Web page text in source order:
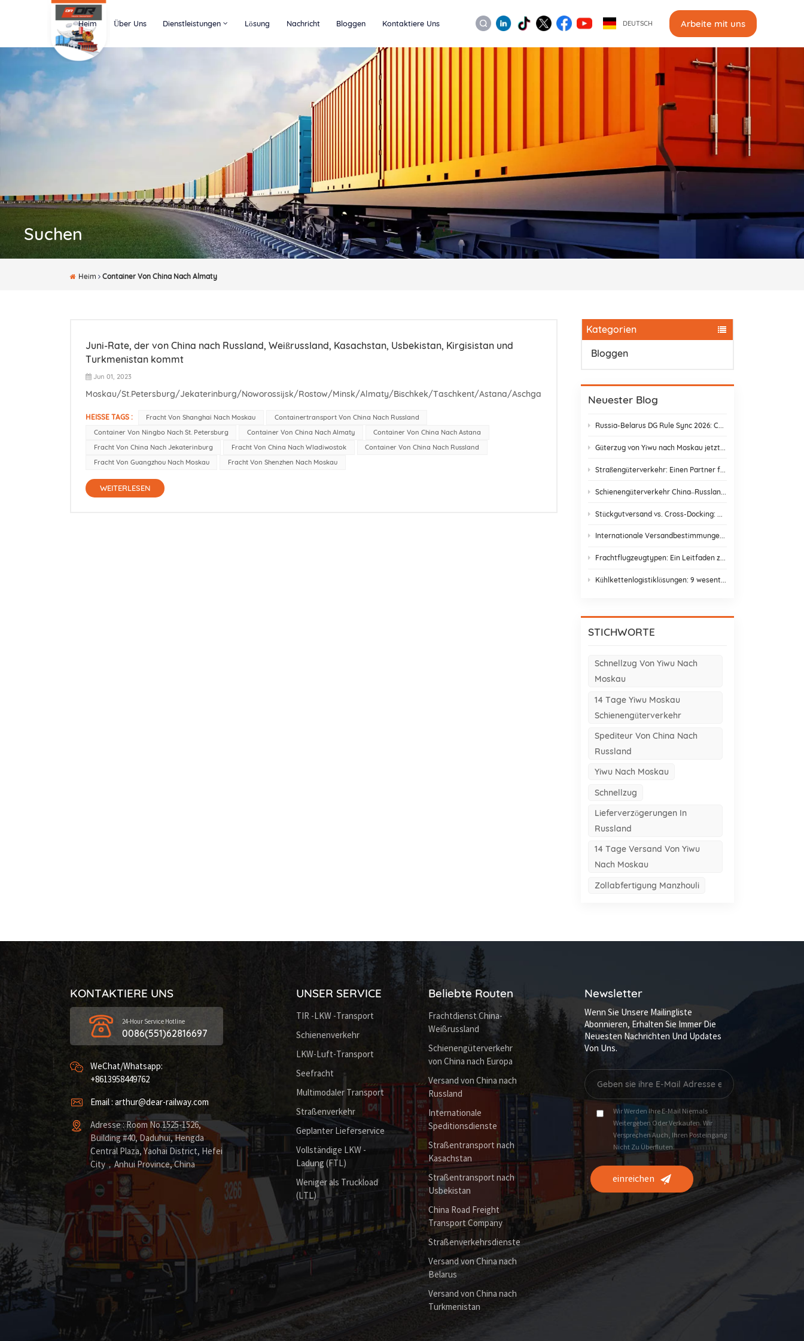
Heim Über Uns Dienstleistungen Lösung Nachricht Bloggen Kontaktiere Uns DEUTSCH Arbeite mit uns
Suchen
Heim Container Von China Nach Almaty
Kategorien
Bloggen
Neuester Blog
Internationale Versandbestimmungen & E-Commerce-Konformität | DR Trans
Frachtflugzeugtypen: Ein Leitfaden zu Frachtflugzeugvarianten für den Asien-Europa-Handel
Kühlkettenlogistiklösungen: 9 wesentliche Elemente und Gestaltungsstrategien
STICHWORTE
Schnellzug Von Yiwu Nach
Moskau
14 Tage Yiwu Moskau
Schienengüterverkehr
Spediteur Von China Nach
Russland
Yiwu Nach Moskau
Schnellzug
Lieferverzögerungen In
Russland
14 Tage Versand Von Yiwu
Nach Moskau
Zollabfertigung Manzhouli
Juni-Rate, der von China nach Russland, Weißrussland, Kasachstan, Usbekistan, Kirgisistan und
Turkmenistan kommt
Jun 01, 2023
Moskau/St.Petersburg/Jekaterinburg/Noworossijsk/Rostow/Minsk/Almaty/Bischkek/Taschkent/Astana/Aschgabat|1| |2| |3||4| |5||6||7||8||9||10||11||12||13||14||15||16||17||18||19||20||21|
HEISSE TAGS : Fracht Von Shanghai Nach Moskau
Containertransport Von China Nach Russland
Container Von Ningbo Nach St. Petersburg
Container Von China Nach Almaty
Container Von China Nach Astana
Fracht Von China Nach Jekaterinburg
Fracht Von China Nach Wladiwostok
Container Von China Nach Russland
Fracht Von Guangzhou Nach Moskau
Fracht Von Shenzhen Nach Moskau
WEITERLESEN
KONTAKTIERE UNS
24-Hour Service Hotline
0086(551)62816697
WeChat/Whatsapp:
+8613958449762
Email : arthur@dear-railway.com
Adresse : Room No.1525-1526,
Building #40, Daduhui, Hengda
Central Plaza, Yaohai District, Hefei
City，Anhui Province, China
UNSER SERVICE
TIR -LKW -Transport
Schienenverkehr
LKW-Luft-Transport
Seefracht
Multimodaler Transport
Straßenverkehr
Geplanter Lieferservice
Vollständige LKW -
Ladung (FTL)
Weniger als Truckload
(LTL)
Beliebte Routen
Frachtdienst China-
Weißrussland
Schienengüterverkehr
von China nach Europa
Versand von China nach
Russland
Internationale
Speditionsdienste
Straßentransport nach
Kasachstan
Straßentransport nach
Usbekistan
China Road Freight
Transport Company
Straßenverkehrsdienste
Versand von China nach
Belarus
Versand von China nach
Turkmenistan
Newsletter
Wenn Sie Unsere Mailingliste
Abonnieren, Erhalten Sie Immer Die
Neuesten Nachrichten Und Updates
Von Uns.
Wir Werden Ihre E-Mail Niemals
Weitergeben Oder Verkaufen. Wir
Versprechen Auch, Ihren Posteingang
Nicht Zu Überfluten.
einreichen